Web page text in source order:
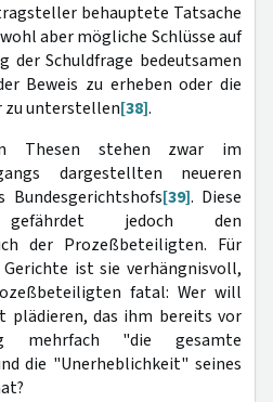
behauptete Tatsache
aber mögliche Schlüsse auf
der Schuldfrage bedeutsamen
Beweis zu erheben oder die
zu unterstellen[38].
Thesen stehen zwar im
dargestellten neueren
Bundesgerichtshofs[39]. Diese
jedoch den
der Prozeßbeteiligten. Für
ist sie verhängnisvoll,
fatal: Wer will
plädieren, das ihm bereits vor
mehrfach "die gesamte
die "Unerheblichkeit" seines